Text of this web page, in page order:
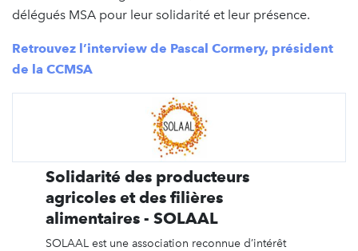
délégués MSA pour leur solidarité et leur présence.
Retrouvez l’interview de Pascal Cormery, président
de la CCMSA
Solidarité des producteurs
agricoles et des filières
alimentaires - SOLAAL
SOLAAL est une association reconnue d’intérêt